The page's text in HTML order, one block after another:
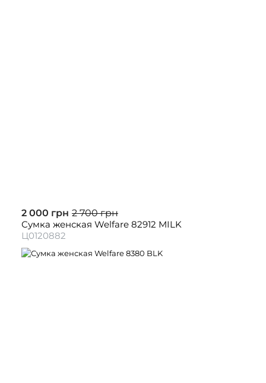
2 000 грн 2 700 грн
Сумка женская Welfare 82912 MILK
Ц0120882